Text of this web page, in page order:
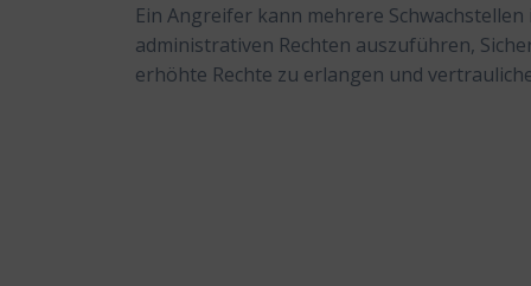
Ein Angreifer kann mehrere
administrativen Rechten auszuführen,
erhöhte Rechte zu erlangen und